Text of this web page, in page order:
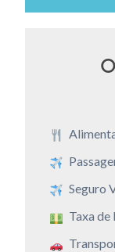
Seguro
Taxa de